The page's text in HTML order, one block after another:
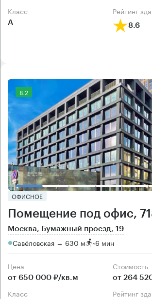
класс
А
рейтинг
8.6
8.2
ОФИСНОЕ
Помещение под офис,
Москва, Бумажный проезд, 19
Савёловская → 630 м ~6 мин
Цена
от 650 000 ₽/кв.м
Cтоимость
от 264
класс рейтинг